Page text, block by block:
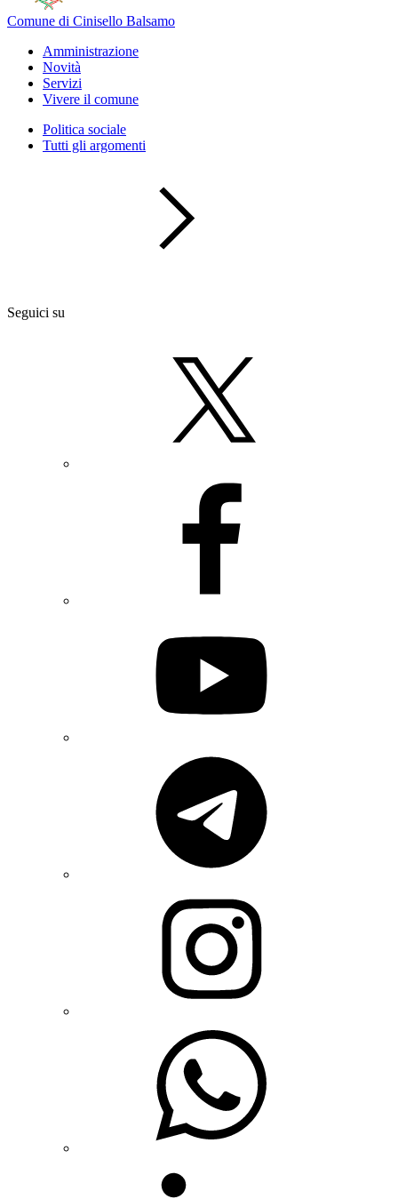
Comune di Cinisello Balsamo
Amministrazione
Novità
Servizi
Vivere il comune
Politica sociale
Tutti gli argomenti
Seguici su